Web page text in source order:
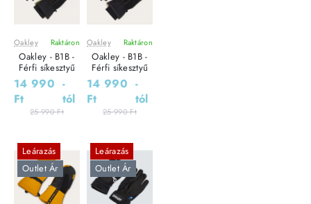
Oakley Raktáron
Oakley - B1B -
Férfi síkesztyű
14 990
Ft
-
tól
25 990 Ft
Oakley Raktáron
Oakley - B1B -
Férfi síkesztyű
14 990
Ft
-
tól
25 990 Ft
Leárazás
Outlet Ár
Leárazás
Outlet Ár